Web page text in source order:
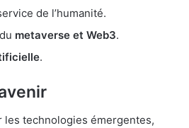
de l’humanité.
metaverse et Web3.
.
les technologies émergentes,